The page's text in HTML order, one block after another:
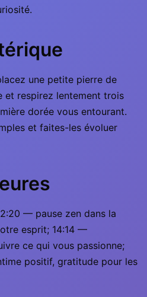
une petite pierre de
et respirez lentement trois
dorée vous entourant.
et faites-les évoluer
— pause zen dans la
esprit; 14:14 —
ce qui vous passionne;
positif, gratitude pour les